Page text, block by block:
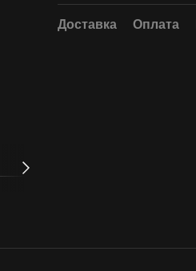
Доставка Оплата